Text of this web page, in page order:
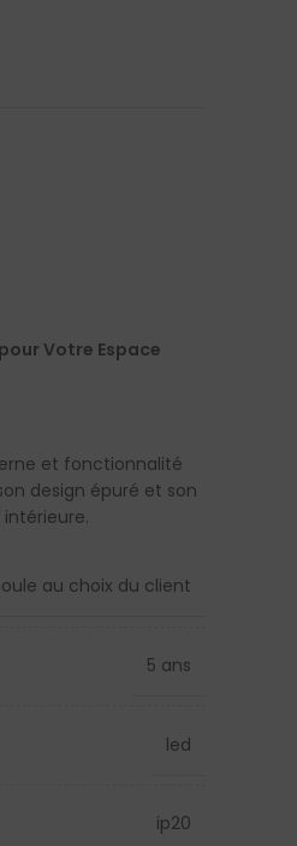
Votre Espace
et fonctionnalité
design épuré et son
au choix du client
5 ans
led
ip20